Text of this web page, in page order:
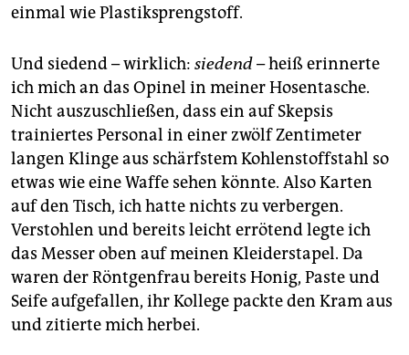
einmal wie Plastiksprengstoff.
Und siedend – wirklich: siedend– heiß erinnerte
ich mich an das Opinel in meiner Hosentasche.
Nicht auszuschließen, dass ein auf Skepsis
trainiertes Personal in einer zwölf Zentimeter
langen Klinge aus schärfstem Kohlenstoffstahl so
etwas wie eine Waffe sehen könnte. Also Karten
auf den Tisch, ich hatte nichts zu verbergen.
Verstohlen und bereits leicht errötend legte ich
das Messer oben auf meinen Kleiderstapel. Da
waren der Röntgenfrau bereits Honig, Paste und
Seife aufgefallen, ihr Kollege packte den Kram aus
und zitierte mich herbei.